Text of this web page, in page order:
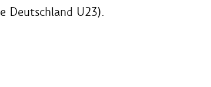
Deutschland U23).